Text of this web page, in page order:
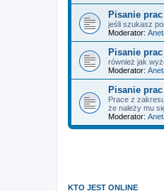
Pisanie
jeśli szukasz
Moderator:
Pisanie
również jak
Moderator:
Pisanie
Prace z
że należy mu
Moderator:
KTO JEST ONLINE